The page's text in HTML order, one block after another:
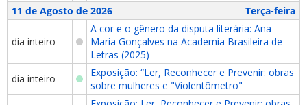
11 de Agosto de 2026
Terça-feira
dia inteiro
A cor e o gênero da disputa literária: Ana
Maria Gonçalves na Academia Brasileira de
Letras (2025)
dia inteiro
Exposição: “Ler, Reconhecer e Prevenir: obras
sobre mulheres e "Violentômetro"